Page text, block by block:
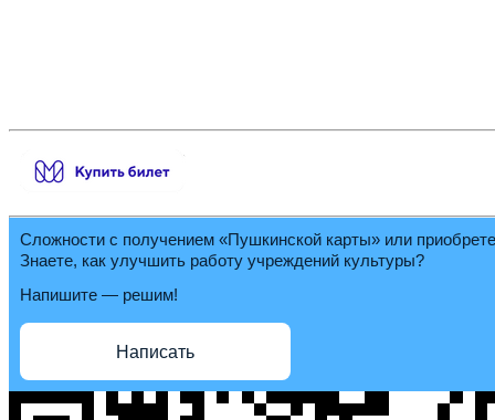
Сложности с получением «Пушкинской карты» или
Знаете, как улучшить работу учреждений культуры?
Напишите — решим!
Написать